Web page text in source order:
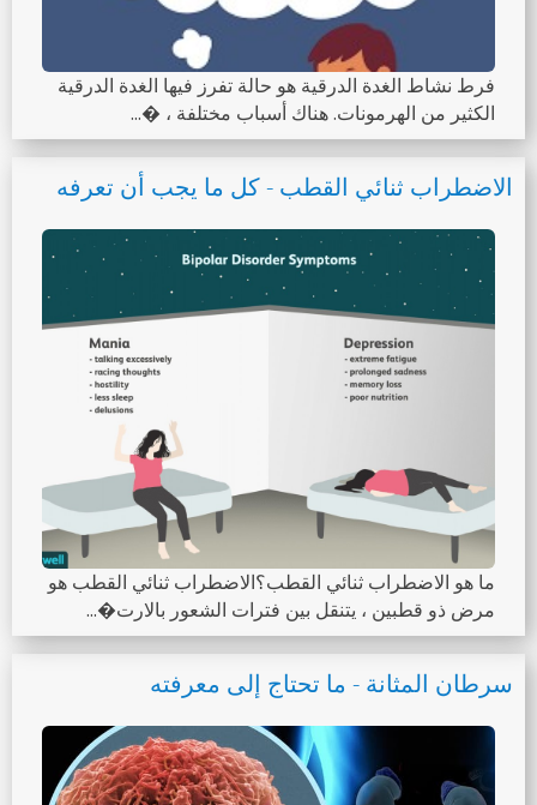
فرط نشاط الغدة الدرقية هو حالة تفرز فيها الغدة الدرقية
الكثير من الهرمونات. هناك أسباب مختلفة ، �...
الاضطراب ثنائي القطب - كل ما يجب أن تعرفه
ما هو الاضطراب ثنائي القطب؟الاضطراب ثنائي القطب هو
مرض ذو قطبين ، يتنقل بين فترات الشعور بالارت�...
سرطان المثانة - ما تحتاج إلى معرفته